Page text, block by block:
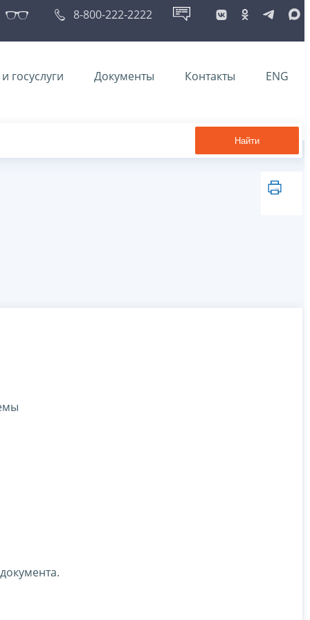
8-800-222-2222
госуслуги Документы Контакты ENG
Найти